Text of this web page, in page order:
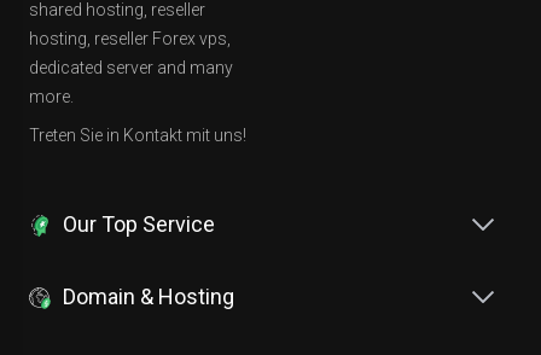
shared hosting, reseller
hosting, reseller Forex vps,
dedicated server and many
more.
Treten Sie in Kontakt mit uns!
Our Top Service
Domain & Hosting